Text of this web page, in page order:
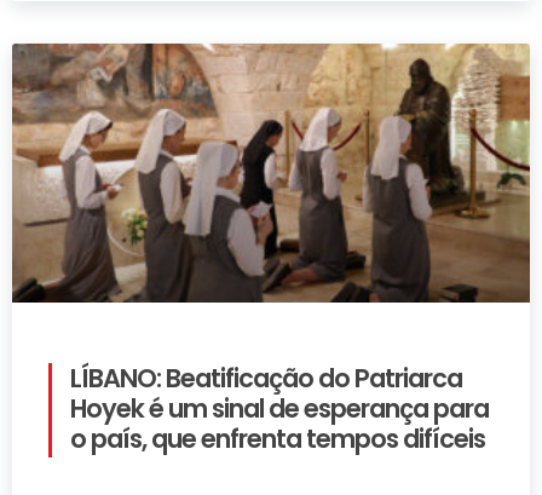
LÍBANO: Beatificação do Patriarca
Hoyek é um sinal de esperança para
o país, que enfrenta tempos difíceis